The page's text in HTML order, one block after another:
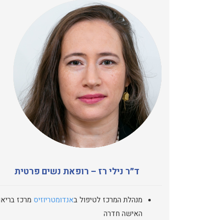
ד״ר נילי רז – רופאת נשים פרטית
מנהלת המרכז לטיפול באנדומטריוזיס מרכז
האישה חדרה